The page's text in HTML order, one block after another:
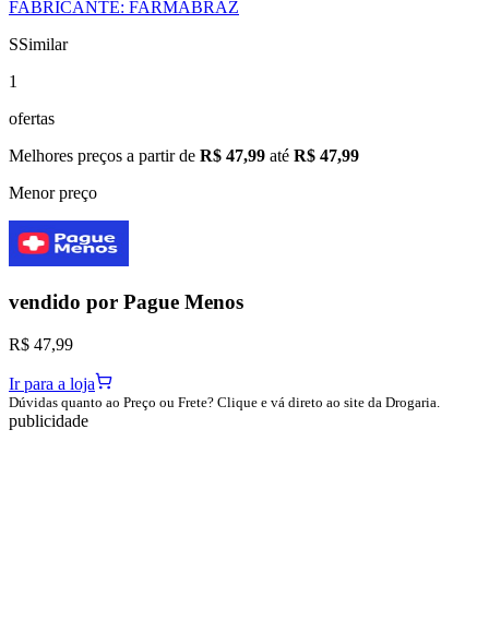
FABRICANTE: FARMABRAZ
SSimilar
1
ofertas
Melhores preços a partir de R$ 47,99 até R$ 47,99
Menor preço
vendido por Pague Menos
R$ 47,99
Ir para a loja
Dúvidas quanto ao Preço ou Frete? Clique e vá direto ao site da Drogaria.
publicidade